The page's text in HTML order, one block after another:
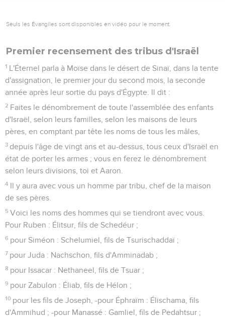
Seuls les Évangiles sont disponibles en vidéo pour le moment.
Premier recensement des tribus d'Israël
1 L'Éternel parla à Moïse dans le désert de Sinaï, dans la tente
d'assignation, le premier jour du second mois, la seconde
année après leur sortie du pays d'Égypte. Il dit :
2 Faites le dénombrement de toute l'assemblée des enfants
d'Israël, selon leurs familles, selon les maisons de leurs
pères, en comptant par tête les noms de tous les mâles,
3 depuis l'âge de vingt ans et au-dessus, tous ceux d'Israël en
état de porter les armes ; vous en ferez le dénombrement
selon leurs divisions, toi et Aaron.
4 Il y aura avec vous un homme par tribu, chef de la maison
de ses pères.
5 Voici les noms des hommes qui se tiendront avec vous.
Pour Ruben : Élitsur, fils de Schedéur ;
6 pour Siméon : Schelumiel, fils de Tsurischaddaï ;
7 pour Juda : Nachschon, fils d'Amminadab ;
8 pour Issacar : Nethaneel, fils de Tsuar ;
9 pour Zabulon : Éliab, fils de Hélon ;
10 pour les fils de Joseph, -pour Éphraïm : Élischama, fils
d'Ammihud ; -pour Manassé : Gamliel, fils de Pedahtsur ;